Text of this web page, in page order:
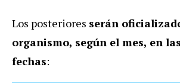
Los posteriores serán
organismo, según el mes, en
fechas: